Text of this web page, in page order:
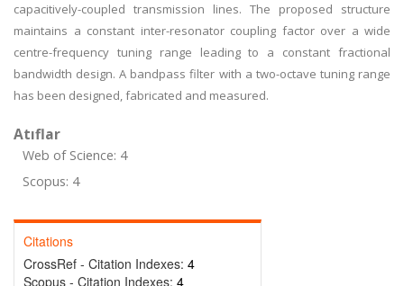
capacitively-coupled transmission lines. The proposed structure
maintains a constant inter-resonator coupling factor over a wide
centre-frequency tuning range leading to a constant fractional
bandwidth design. A bandpass filter with a two-octave tuning range
has been designed, fabricated and measured.
Atıflar
Web of Science: 4
Scopus: 4
Citations
CrossRef - Citation Indexes: 4
Scopus - Citation Indexes: 4